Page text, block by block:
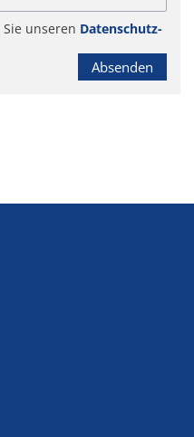
unseren Datenschutz-
Absenden